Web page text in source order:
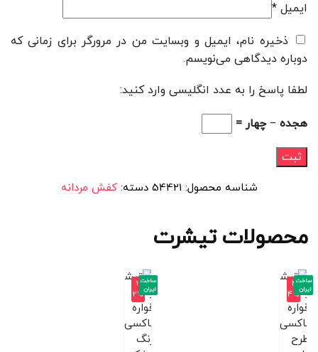
ایمیل *
ذخیره نام، ایمیل و وبسایت من در مرورگر برای زمانی که
دوباره دیدگاهی می‌نویسم.
لطفا پاسخ را به عدد انگلیسی وارد کنید:
هجده − چهار =
شناسه محصول:54421 دسته:کفش مردانه
محصولات تیشرت
-4
4%
ساخت
ایران
-3
2%
ساخت
ایران